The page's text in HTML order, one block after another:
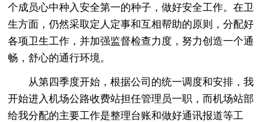
个成员心中种入安全第一的种子，做好安全工作。在卫
生方面，仍然采取定人定事和互相帮助的原则，分配好
各项卫生工作，并加强监督检查力度，努力创造一个通
畅，舒心的通行环境。
从第四季度开始，根据公司的统一调度和安排，我
开始进入机场公路收费站担任管理员一职，而机场站部
给我分配的主要工作是整理台账和做好通讯报道等工